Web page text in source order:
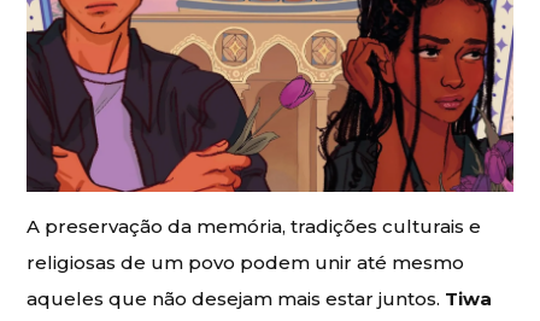
A preservação da memória, tradições culturais e
religiosas de um povo podem unir até mesmo
aqueles que não desejam mais estar juntos. Tiwa